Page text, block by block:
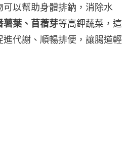
以幫助身體排鈉，消除水
薯葉、苜蓿芽等高鉀蔬菜，這
代謝、順暢排便，讓腸道輕